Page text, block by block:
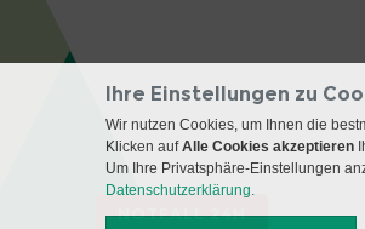
NOTFALL 24H
Ihre Einstellungen zu
Wir nutzen Cookies, um Ihnen die
Klicken aufAlle Cookies akzeptieren
Um Ihre Privatsphäre-Einstellungen
Datenschutzerklärung.